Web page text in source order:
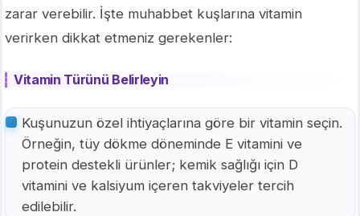
zarar verebilir. İşte muhabbet kuşlarına vitamin
verirken dikkat etmeniz gerekenler:
Vitamin Türünü Belirleyin
Kuşunuzun özel ihtiyaçlarına göre bir vitamin seçin.
Örneğin, tüy dökme döneminde E vitamini ve
protein destekli ürünler; kemik sağlığı için D
vitamini ve kalsiyum içeren takviyeler tercih
edilebilir.